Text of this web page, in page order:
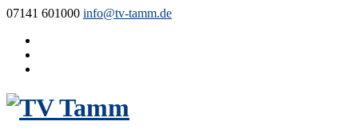
07141 601000 info@tv-tamm.de